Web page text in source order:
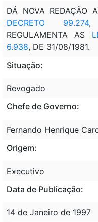
DÁ NOVA REDAÇÃO
DECRETO 99.274,
REGULAMENTA AS
6.938, DE 31/08/1981.
Situação:
Revogado
Chefe de Governo:
Fernando Henrique
Origem:
Executivo
Data de Publicação:
14 de Janeiro de 1997